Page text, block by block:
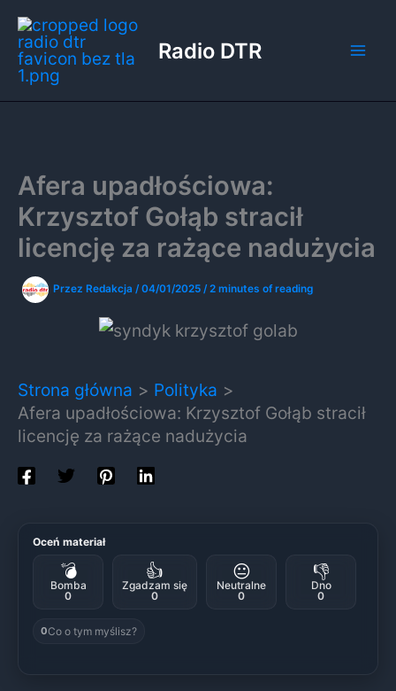
Przejdź
do
treści
Radio DTR
Afera upadłościowa:
Krzysztof Gołąb stracił
licencję za rażące nadużycia
Przez Redakcja /04/01/2025 /2 minutes of reading
Strona główna
Polityka
Afera upadłościowa: Krzysztof Gołąb stracił
licencję za rażące nadużycia
Oceń materiał
💣
Bomba
0
👍
Zgadzam się
0
😐
Neutralne
0
👎
Dno
0
0Co o tym myślisz?